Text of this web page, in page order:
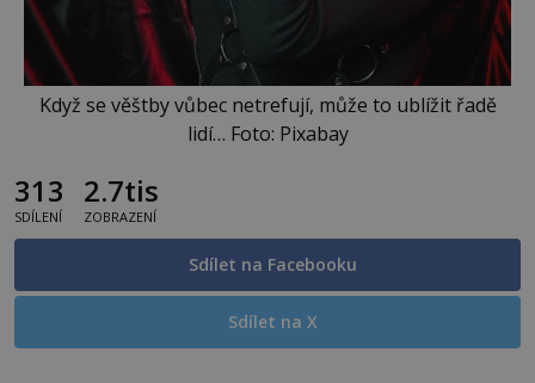
Když se věštby vůbec netrefují, může to ublížit řadě
lidí… Foto: Pixabay
313
SDÍLENÍ
2.7tis
ZOBRAZENÍ
Sdílet na Facebooku
Sdílet na X